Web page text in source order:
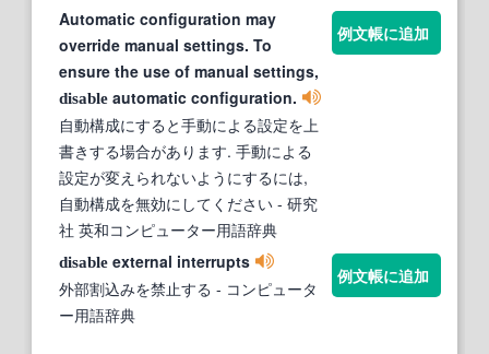
Automatic configuration may
override manual settings. To
ensure the use of manual settings,
disable automatic configuration.
自動構成にすると手動による設定を上
書きする場合があります. 手動による
設定が変えられないようにするには,
自動構成を無効にしてください - 研究
社 英和コンピューター用語辞典
例文帳に追加
disable external interrupts
外部割込みを禁止する - コンピュータ
ー用語辞典
例文帳に追加